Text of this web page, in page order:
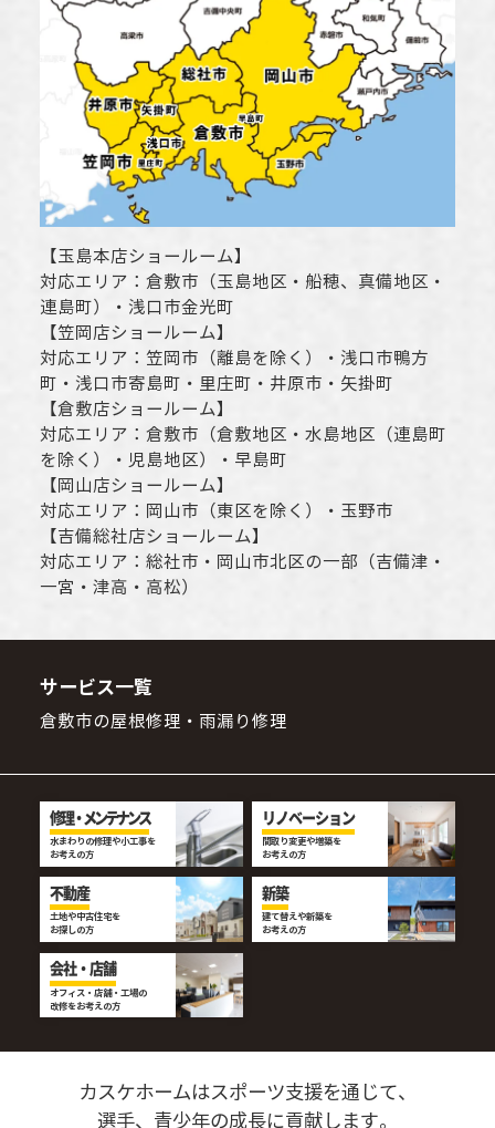
【玉島本店ショールーム】
対応エリア： 倉敷市 （玉島地区・船穂、真備地区・
連島町）・ 浅口市金光町
【笠岡店ショールーム】
対応エリア： 笠岡市（離島を除く） ・ 浅口市鴨方
町・ 浅口市寄島町・里庄町・ 井原市 ・矢掛町
【倉敷店ショールーム】
対応エリア： 倉敷市 （倉敷地区・水島地区（連島町
を除く）・児島地区）・早島町
【岡山店ショールーム】
対応エリア： 岡山市 （東区を除く）・玉野市
【吉備総社店ショールーム】
対応エリア： 総社市 ・ 岡山市北区の一部（吉備津・
一宮・津高・高松）
サービス一覧
倉敷市の屋根修理・雨漏り修理
修理・メンテナンス
水まわりの修理や小工事を
お考えの方
リノベーション
間取り変更や増築を
お考えの方
不動産
土地や中古住宅を
お探しの方
新築
建て替えや新築を
お考えの方
会社・店舗
オフィス・店舗・工場の
改修をお考えの方
カスケホームはスポーツ支援を通じて、
選手、青少年の成長に貢献します。